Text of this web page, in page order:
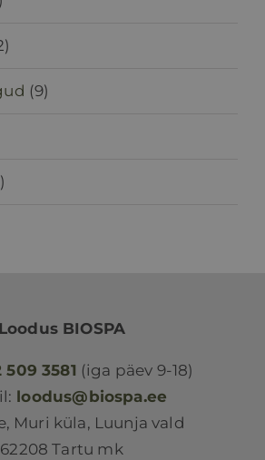
(9)
Loodus BIOSPA
509 3581 (iga päev 9-18)
loodus@biospa.ee
Muri küla, Luunja vald
62208 Tartu mk